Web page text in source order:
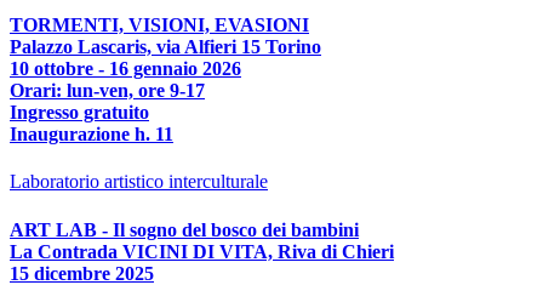
TORMENTI, VISIONI, EVASIONI
Palazzo Lascaris, via Alfieri 15 Torino
10 ottobre - 16 gennaio 2026
Orari: lun-ven, ore 9-17
Ingresso gratuito
Inaugurazione h. 11
Laboratorio artistico interculturale
ART LAB - Il sogno del bosco dei bambini
La Contrada VICINI DI VITA, Riva di Chieri
15 dicembre 2025